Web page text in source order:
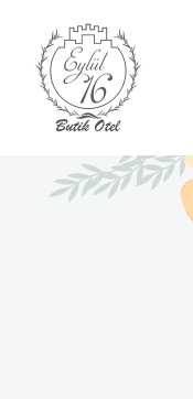
content